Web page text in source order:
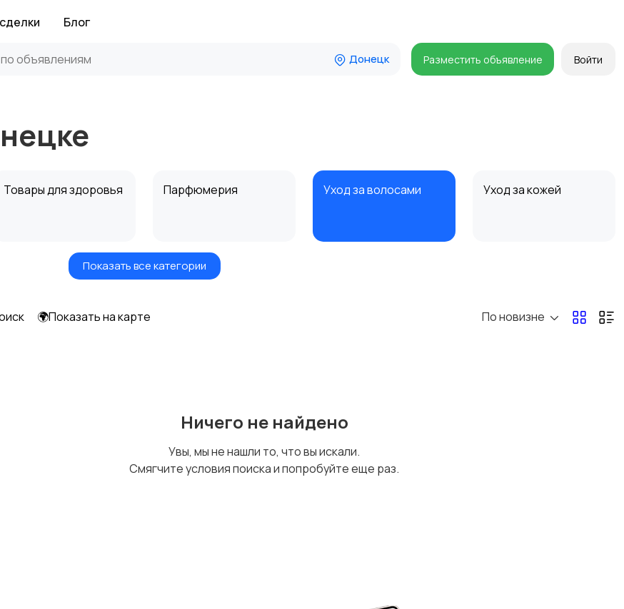
Блог
Донецк Разместить объявление Войти
Товары для здоровья Парфюмерия Уход за волосами Уход за кожей
Средства для
Другое
Показать все категории
🌍Показать на карте По новизне
Ничего не найдено
Увы, мы не нашли то, что вы искали.
Смягчите условия поиска и попробуйте еще раз.